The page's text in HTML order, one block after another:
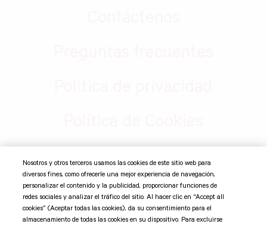
© 2026 Suntory Global Spirits, Inc. Jim Beam Brands Co. 11
Madison Ave 12th Fl, New York, NY 10010 Todas las marcas
comerciales son propiedad de sus respectivos dueños.
Nosotros y otros terceros usamos las cookies de este sitio web para
diversos fines, como ofrecerle una mejor experiencia de navegación,
personalizar el contenido y la publicidad, proporcionar funciones de
redes sociales y analizar el tráfico del sitio. Al hacer clic en “Accept all
cookies” (Aceptar todas las cookies), da su consentimiento para el
almacenamiento de todas las cookies en su dispositivo. Para excluirse